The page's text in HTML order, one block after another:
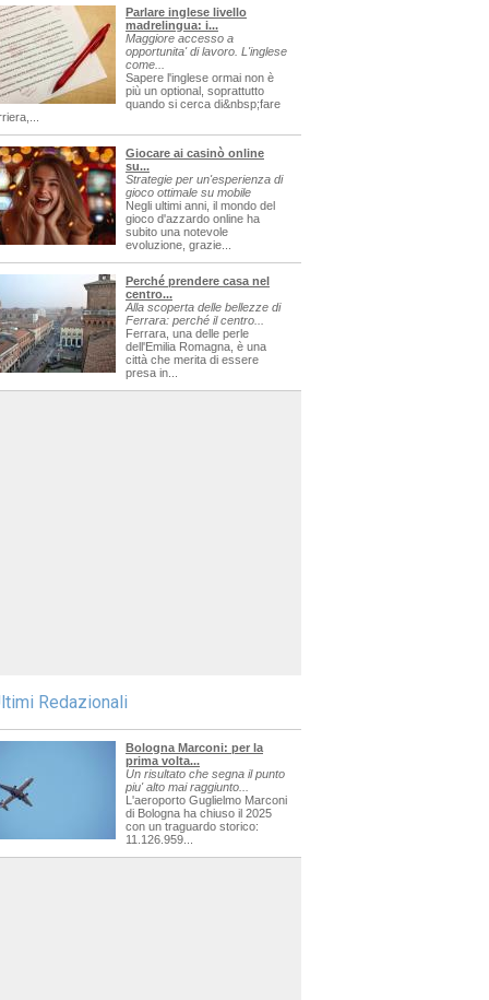
Parlare inglese livello
madrelingua: i...
Maggiore accesso a
opportunita' di lavoro. L'inglese
come...
Sapere l'inglese ormai non è
più un optional, soprattutto
quando si cerca di&nbsp;fare
Giocare ai casinò online
su...
Strategie per un'esperienza di
gioco ottimale su mobile
Negli ultimi anni, il mondo del
gioco d'azzardo online ha
subito una notevole
evoluzione, grazie...
Perché prendere casa nel
centro...
Alla scoperta delle bellezze di
Ferrara: perché il centro...
Ferrara, una delle perle
dell'Emilia Romagna, è una
città che merita di essere
presa in...
Redazionali
Bologna Marconi: per la
prima volta...
Un risultato che segna il punto
piu' alto mai raggiunto...
L'aeroporto Guglielmo Marconi
di Bologna ha chiuso il 2025
con un traguardo storico:
11.126.959...